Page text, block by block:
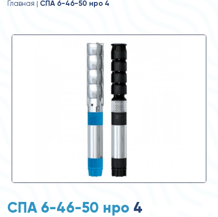
Главная СПА 6-46-50 нро 4
СПА 6-46-50 нро 4